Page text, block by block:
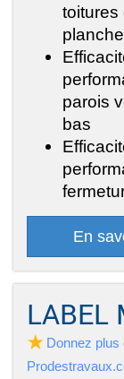
toitures
parois
bas
En
LABEL
Donnez plus